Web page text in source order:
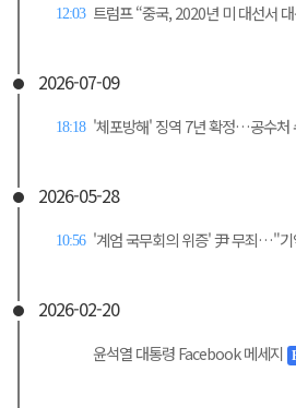
12:03 트럼프 “중국, 2020년 미 대선서
2026-07-09
18:18 '체포방해' 징역 7년 확정…공수처
2026-05-28
10:56 '계엄 국무회의 위증' 尹 무죄…"기
2026-02-20
윤석열 대통령 Facebook 메세지